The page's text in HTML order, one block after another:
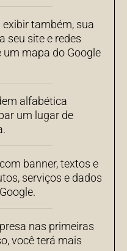
também, sua
seu site e redes
um mapa do Google
alfabética
um lugar de
banner, textos e
serviços e dados
nas primeiras
você terá mais